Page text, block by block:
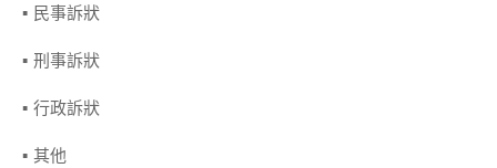
民事訴狀
刑事訴狀
行政訴狀
其他